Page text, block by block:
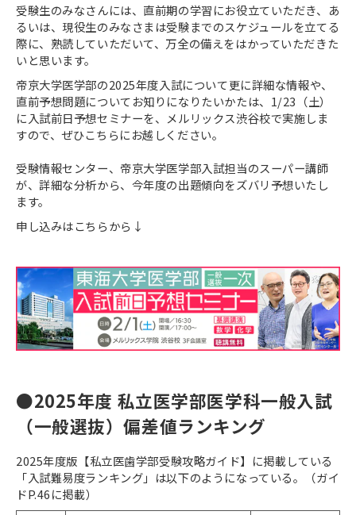
受験生のみなさんには、直前期の学習にお役立ていただき、あ
るいは、現役生のみなさまは受験までのスケジュールを立てる
際に、熟読していただいて、万全の備えをはかっていただきた
いと思います。
帝京大学医学部の2025年度入試について更に詳細な情報や、
直前予想問題についてお知りになりたいかたは、1/23（土）
に入試前日予想セミナーを、メルリックス渋谷校で実施しま
すので、ぜひこちらにお越しください。
受験情報センター、帝京大学医学部入試担当のスーパー講師
が、詳細な分析から、今年度の出題傾向をズバリ予想いたし
ます。
申し込みはこちらから↓
●2025年度 私立医学部医学科一般入試
（一般選抜）偏差値ランキング
2025年度版【私立医歯学部受験攻略ガイド】に掲載している
「入試難易度ランキング」は以下のようになっている。（ガイ
ドP.46に掲載）